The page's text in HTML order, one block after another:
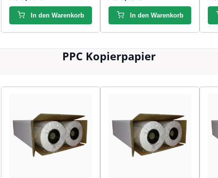
In den Warenkorb In den Warenkorb
PPC Kopierpapier